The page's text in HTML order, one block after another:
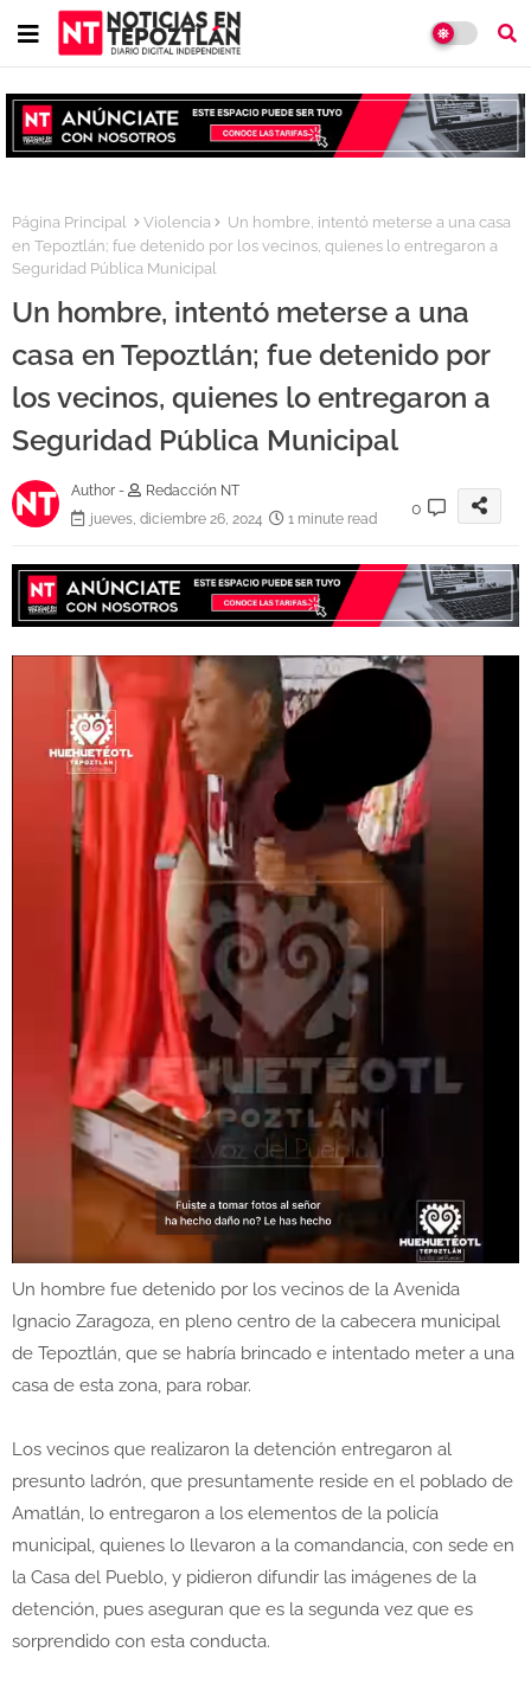
Página Principal Violencia
Un hombre, intentó meterse a una casa
en Tepoztlán; fue detenido por los vecinos, quienes lo entregaron a
Seguridad Pública Municipal
Un hombre, intentó meterse a una
casa en Tepoztlán; fue detenido por
los vecinos, quienes lo entregaron a
Seguridad Pública Municipal
Author -
Redacción NT
jueves, diciembre 26, 2024
1 minute read
0
Un hombre fue detenido por los vecinos de la Avenida
Ignacio Zaragoza, en pleno centro de la cabecera municipal
de Tepoztlán, que se habría brincado e intentado meter a una
casa de esta zona, para robar.
Los vecinos que realizaron la detención entregaron al
presunto ladrón, que presuntamente reside en el poblado de
Amatlán, lo entregaron a los elementos de la policía
municipal, quienes lo llevaron a la comandancia, con sede en
la Casa del Pueblo, y pidieron difundir las imágenes de la
detención, pues aseguran que es la segunda vez que es
sorprendido con esta conducta.